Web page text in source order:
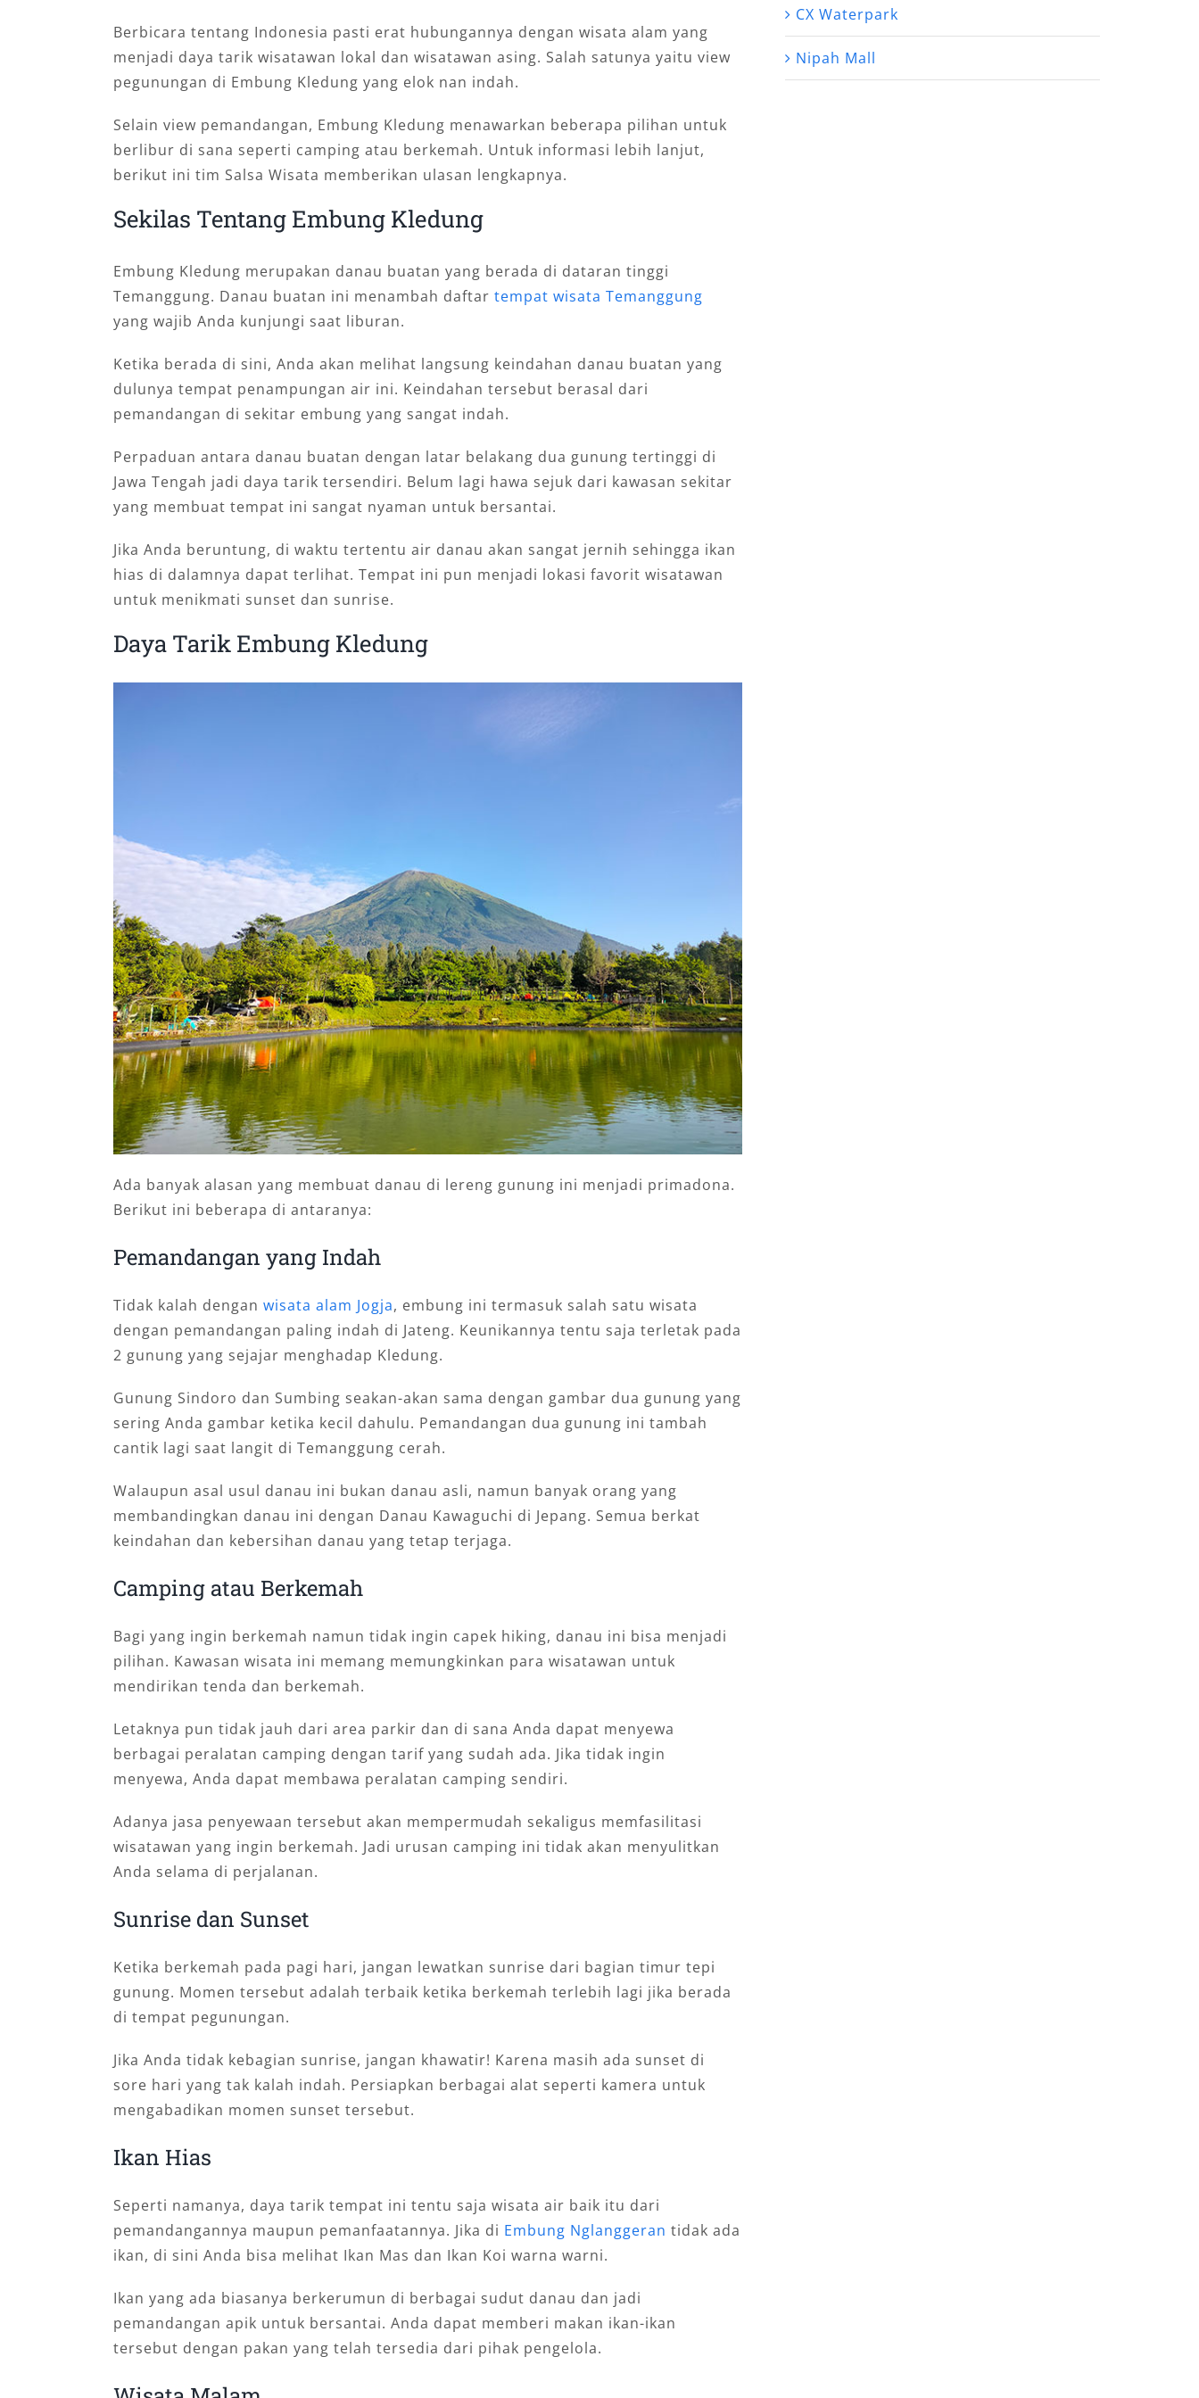
Berbicara tentang Indonesia pasti erat hubungannya dengan wisata alam yang
menjadi daya tarik wisatawan lokal dan wisatawan asing. Salah satunya yaitu view
pegunungan di Embung Kledung yang elok nan indah.
Selain view pemandangan, Embung Kledung menawarkan beberapa pilihan untuk
berlibur di sana seperti camping atau berkemah. Untuk informasi lebih lanjut,
berikut ini tim Salsa Wisata memberikan ulasan lengkapnya.
Sekilas Tentang Embung Kledung
Embung Kledung merupakan danau buatan yang berada di dataran tinggi
Temanggung. Danau buatan ini menambah daftar tempat wisata Temanggung
yang wajib Anda kunjungi saat liburan.
Ketika berada di sini, Anda akan melihat langsung keindahan danau buatan yang
dulunya tempat penampungan air ini. Keindahan tersebut berasal dari
pemandangan di sekitar embung yang sangat indah.
Perpaduan antara danau buatan dengan latar belakang dua gunung tertinggi di
Jawa Tengah jadi daya tarik tersendiri. Belum lagi hawa sejuk dari kawasan sekitar
yang membuat tempat ini sangat nyaman untuk bersantai.
Jika Anda beruntung, di waktu tertentu air danau akan sangat jernih sehingga ikan
hias di dalamnya dapat terlihat. Tempat ini pun menjadi lokasi favorit wisatawan
untuk menikmati sunset dan sunrise.
Daya Tarik Embung Kledung
Ada banyak alasan yang membuat danau di lereng gunung ini menjadi primadona.
Berikut ini beberapa di antaranya:
Pemandangan yang Indah
Tidak kalah dengan wisata alam Jogja, embung ini termasuk salah satu wisata
dengan pemandangan paling indah di Jateng. Keunikannya tentu saja terletak pada
2 gunung yang sejajar menghadap Kledung.
Gunung Sindoro dan Sumbing seakan-akan sama dengan gambar dua gunung yang
sering Anda gambar ketika kecil dahulu. Pemandangan dua gunung ini tambah
cantik lagi saat langit di Temanggung cerah.
Walaupun asal usul danau ini bukan danau asli, namun banyak orang yang
membandingkan danau ini dengan Danau Kawaguchi di Jepang. Semua berkat
keindahan dan kebersihan danau yang tetap terjaga.
Camping atau Berkemah
Bagi yang ingin berkemah namun tidak ingin capek hiking, danau ini bisa menjadi
pilihan. Kawasan wisata ini memang memungkinkan para wisatawan untuk
mendirikan tenda dan berkemah.
Letaknya pun tidak jauh dari area parkir dan di sana Anda dapat menyewa
berbagai peralatan camping dengan tarif yang sudah ada. Jika tidak ingin
menyewa, Anda dapat membawa peralatan camping sendiri.
Adanya jasa penyewaan tersebut akan mempermudah sekaligus memfasilitasi
wisatawan yang ingin berkemah. Jadi urusan camping ini tidak akan menyulitkan
Anda selama di perjalanan.
Sunrise dan Sunset
Ketika berkemah pada pagi hari, jangan lewatkan sunrise dari bagian timur tepi
gunung. Momen tersebut adalah terbaik ketika berkemah terlebih lagi jika berada
di tempat pegunungan.
Jika Anda tidak kebagian sunrise, jangan khawatir! Karena masih ada sunset di
sore hari yang tak kalah indah. Persiapkan berbagai alat seperti kamera untuk
mengabadikan momen sunset tersebut.
Ikan Hias
Seperti namanya, daya tarik tempat ini tentu saja wisata air baik itu dari
pemandangannya maupun pemanfaatannya. Jika di Embung Nglanggeran tidak ada
ikan, di sini Anda bisa melihat Ikan Mas dan Ikan Koi warna warni.
Ikan yang ada biasanya berkerumun di berbagai sudut danau dan jadi
pemandangan apik untuk bersantai. Anda dapat memberi makan ikan-ikan
tersebut dengan pakan yang telah tersedia dari pihak pengelola.
CX Waterpark
Nipah Mall